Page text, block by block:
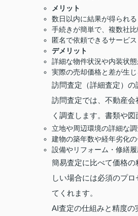
メリット
数日以内に結果が得られる
手続きが簡単で、複数社
匿名で依頼できるサービ
デメリット
詳細な物件状況や内装状
実際の売却価格と差が生
訪問査定（詳細査定）の
訪問査定では、不動産
く調査します。書類や
立地や周辺環境の詳細な調
建物の築年数や経年劣化
設備やリフォーム・修繕
簡易査定に比べて価格
しい場合には必須のプ
てくれます。
AI査定の仕組みと精度の